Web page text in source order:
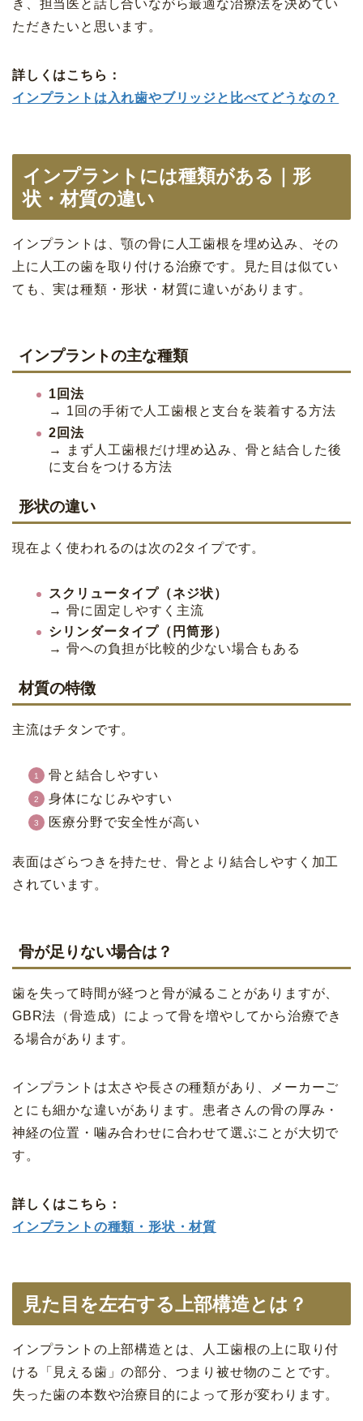
き、担当医と話し合いながら最適な治療法を決めてい
ただきたいと思います。
詳しくはこちら：
インプラントは入れ歯やブリッジと比べてどうなの？
インプラントには種類がある｜形
状・材質の違い
インプラントは、顎の骨に人工歯根を埋め込み、その
上に人工の歯を取り付ける治療です。見た目は似てい
ても、実は種類・形状・材質に違いがあります。
インプラントの主な種類
1回法
→ 1回の手術で人工歯根と支台を装着する方法
2回法
→ まず人工歯根だけ埋め込み、骨と結合した後
に支台をつける方法
形状の違い
現在よく使われるのは次の2タイプです。
スクリュータイプ（ネジ状）
→ 骨に固定しやすく主流
シリンダータイプ（円筒形）
→ 骨への負担が比較的少ない場合もある
材質の特徴
主流はチタンです。
骨と結合しやすい
身体になじみやすい
医療分野で安全性が高い
表面はざらつきを持たせ、骨とより結合しやすく加工
されています。
骨が足りない場合は？
歯を失って時間が経つと骨が減ることがありますが、
GBR法（骨造成）によって骨を増やしてから治療でき
る場合があります。
インプラントは太さや長さの種類があり、メーカーご
とにも細かな違いがあります。患者さんの骨の厚み・
神経の位置・噛み合わせに合わせて選ぶことが大切で
す。
詳しくはこちら：
インプラントの種類・形状・材質
見た目を左右する上部構造とは？
インプラントの上部構造とは、人工歯根の上に取り付
ける「見える歯」の部分、つまり被せ物のことです。
失った歯の本数や治療目的によって形が変わります。